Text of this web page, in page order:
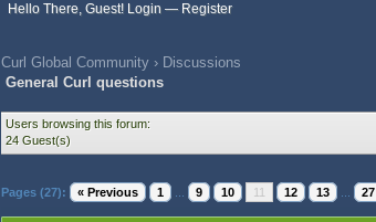
Hello There, Guest! Login — Register
Curl Global Community › Discussions
General Curl questions
Users browsing this forum:
24 Guest(s)
Pages (27): « Previous 1 9 10 11 12 13 27